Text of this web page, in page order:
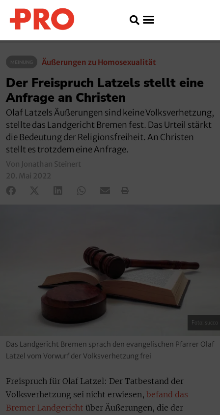
MEINUNG Äußerungen zu Homosexualität
Der Freispruch Latzels stellt eine
Anfrage an Christen
Olaf Latzels Äußerungen sind keine Volksverhetzung,
stellte das Landgericht Bremen fest. Das Urteil stärkt
die Bedeutung der Religionsfreiheit. An Christen
stellt es trotzdem eine Anfrage.
Von Jonathan Steinert
20. Mai 2022
Foto: succo
Das Landgericht Bremen sprach den evangelischen Pfarrer Olaf
Latzel vom Vorwurf der Volksverhetzung frei
Freispruch für Olaf Latzel: Der Tatbestand der
Volksverhetzung sei nicht erwiesen, befand das
Bremer Landgericht über Äußerungen, die der